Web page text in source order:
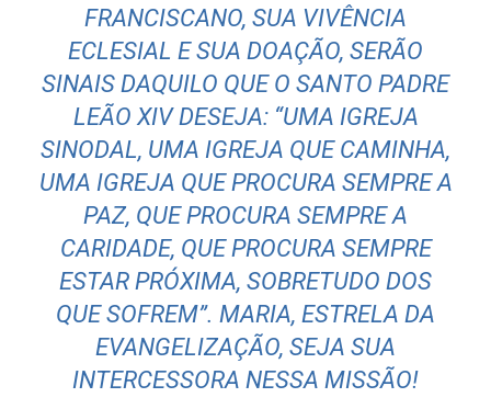
FRANCISCANO, SUA VIVÊNCIA
ECLESIAL E SUA DOAÇÃO, SERÃO
SINAIS DAQUILO QUE O SANTO PADRE
LEÃO XIV DESEJA: “UMA IGREJA
SINODAL, UMA IGREJA QUE CAMINHA,
UMA IGREJA QUE PROCURA SEMPRE A
PAZ, QUE PROCURA SEMPRE A
CARIDADE, QUE PROCURA SEMPRE
ESTAR PRÓXIMA, SOBRETUDO DOS
QUE SOFREM”. MARIA, ESTRELA DA
EVANGELIZAÇÃO, SEJA SUA
INTERCESSORA NESSA MISSÃO!